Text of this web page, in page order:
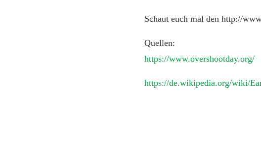
Schaut euch mal den http://
Quellen:
https://www.overshootday.org/
https://de.wikipedia.org/wiki/